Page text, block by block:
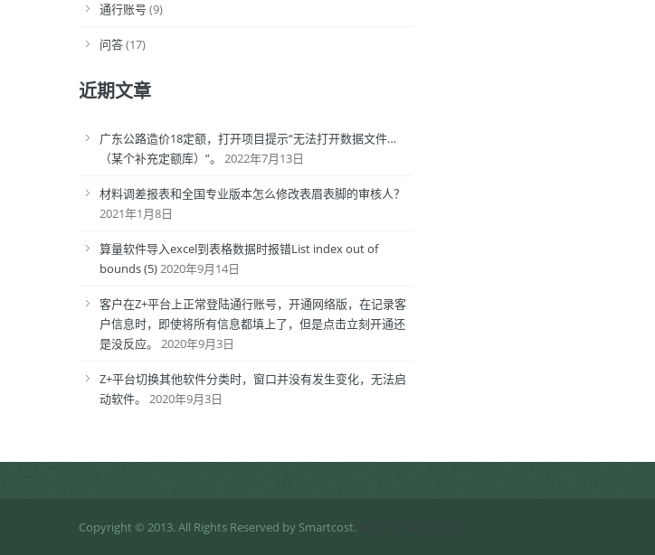
通行账号 (9)
问答(17)
近期文章
广东公路造价18定额，打开项目提示“无法打开数据文件…
（某个补充定额库）”。
2022年7月13日
材料调差报表和全国专业版本怎么修改表眉表脚的审核人？
2021年1月8日
算量软件导入excel到表格数据时报错List index out of
bounds (5)2020年9月14日
客户在Z+平台上正常登陆通行账号，开通网络版，在记录客
户信息时，即使将所有信息都填上了，但是点击立刻开通还
是没反应。
2020年9月3日
Z+平台切换其他软件分类时，窗口并没有发生变化，无法启
动软件。
2020年9月3日
Copyright © 2013. All Rights Reserved by Smartcost.